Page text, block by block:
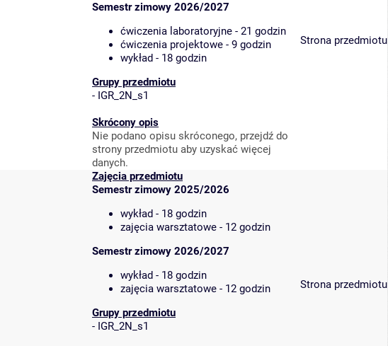
Semestr zimowy 2026/2027
ćwiczenia laboratoryjne - 21 godzin
ćwiczenia projektowe - 9 godzin
wykład - 18 godzin
Grupy przedmiotu
- IGR_2N_s1
Skrócony opis
Nie podano opisu skróconego, przejdź do
strony przedmiotu aby uzyskać więcej
danych.
Strona przedmiotu
Zajęcia przedmiotu
Semestr zimowy 2025/2026
wykład - 18 godzin
zajęcia warsztatowe - 12 godzin
Semestr zimowy 2026/2027
wykład - 18 godzin
zajęcia warsztatowe - 12 godzin
Grupy przedmiotu
- IGR_2N_s1
Strona przedmiotu